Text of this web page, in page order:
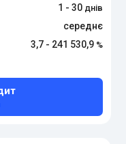
1 - 30
середнє
3,7 - 241 530,9